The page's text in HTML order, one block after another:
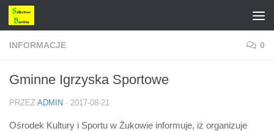
Przejdź do treści
INFORMACJE 0
Gminne Igrzyska Sportowe
PRZEZ ADMIN · 2017-08-21
Ośrodek Kultury i Sportu w Żukowie informuje, iż organizuje